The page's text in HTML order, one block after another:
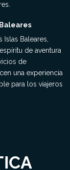
Baleares,
de aventura
de
una experiencia
para los viajeros